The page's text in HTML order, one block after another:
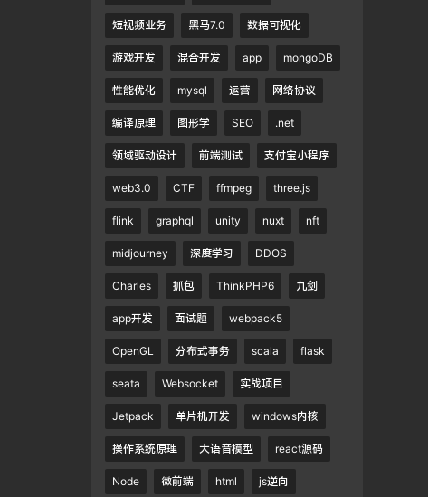
短视频业务 黑马7.0 数据可视化
游戏开发 混合开发 app mongoDB
性能优化 mysql 运营 网络协议
编译原理 图形学 SEO .net
领域驱动设计 前端测试 支付宝小程序
web3.0 CTF ffmpeg three.js
flink graphql unity nuxt nft
midjourney 深度学习 DDOS
Charles 抓包 ThinkPHP6 九剑
app开发 面试题 webpack5
OpenGL 分布式事务 scala flask
seata Websocket 实战项目
Jetpack 单片机开发 windows内核
操作系统原理 大语音模型 react源码
Node 微前端 html js逆向